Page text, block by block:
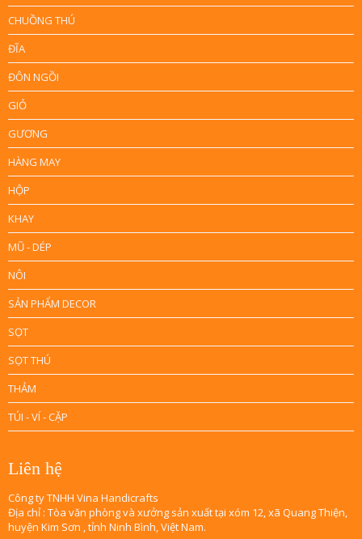
CHUỒNG THÚ
ĐĨA
ĐÔN NGỒI
GIỎ
GƯƠNG
HÀNG MAY
HỘP
KHAY
MŨ - DÉP
NÔI
SẢN PHẨM DECOR
SỌT
SỌT THÚ
THẢM
TÚI - VÍ - CẶP
Liên hệ
Công ty TNHH Vina Handicrafts
Địa chỉ : Tòa văn phòng và xưởng sản xuất tại xóm 12, xã Quang Thiện,
huyện Kim Sơn , tỉnh Ninh Bình, Việt Nam.